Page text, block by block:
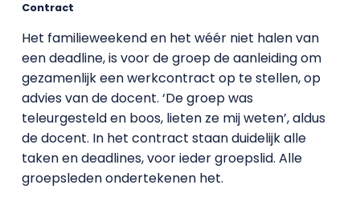
Contract
Het familieweekend en het wéér niet halen van
een deadline, is voor de groep de aanleiding om
gezamenlijk een werkcontract op te stellen, op
advies van de docent. ‘De groep was
teleurgesteld en boos, lieten ze mij weten’, aldus
de docent. In het contract staan duidelijk alle
taken en deadlines, voor ieder groepslid. Alle
groepsleden ondertekenen het.